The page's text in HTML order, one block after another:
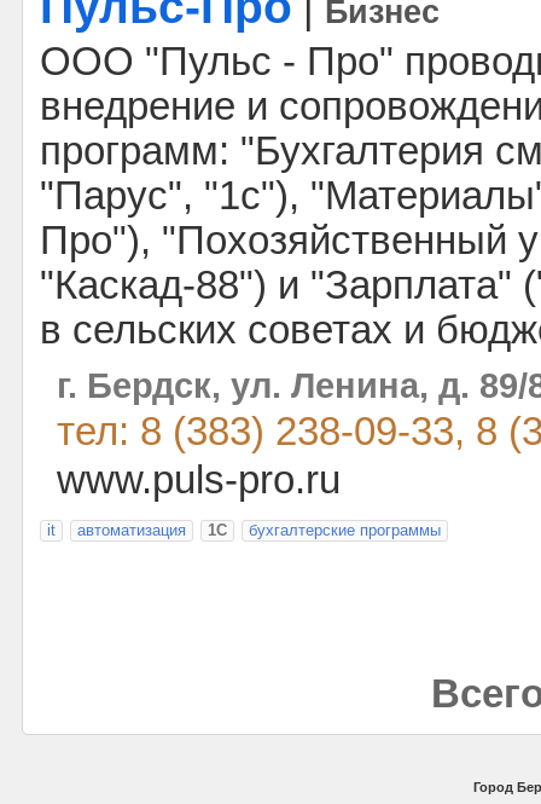
Бизнес
ООО "Пульс - Про"
внедрение и
программ: "Бухгалтерия
"Парус", "1с"),
Про"), "Похозяйственный
"Каскад-88") и "Зарплата"
в сельских советах и
г. Бердск, ул. Ленина, д.
тел: 8 (383) 238-09-33, 8
www.puls-pro.ru
it автоматизация 1С бухгалтерские программы
Город